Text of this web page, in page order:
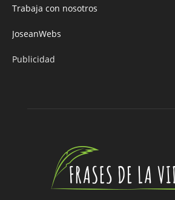
Trabaja con nosotros
JoseanWebs
Publicidad